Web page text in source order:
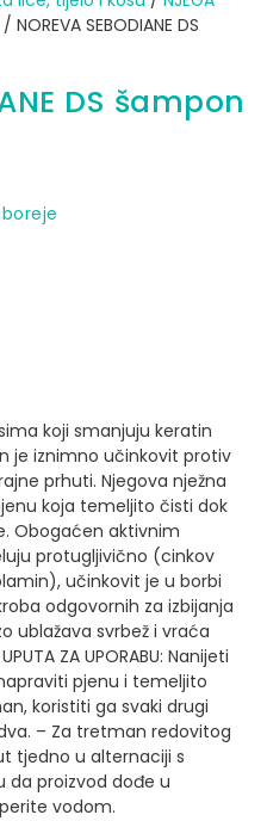
/ NOREVA SEBODIANE DS
DS šampon
koji smanjuju keratin
je iznimno učinkovit protiv
prhuti. Njegova nježna
koja temeljito čisti dok
Obogaćen aktivnim
protugljivično (cinkov
učinkovit je u borbi
odgovornih za izbijanja
ublažava svrbež i vraća
UPUTA ZA UPORABU: Nanijeti
pjenu i temeljito
koristiti ga svaki drugi
– Za tretman redovitog
tjedno u alternaciji s
da proizvod dođe u
vodom.